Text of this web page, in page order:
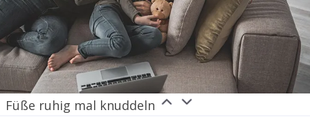
Füße ruhig mal knuddeln